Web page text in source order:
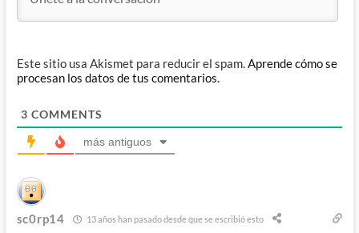
Este sitio usa Akismet para reducir el spam.Aprende cómo se
procesan los datos de tus comentarios.
3 COMMENTS
más antiguos
sc0rp14 13 años han pasado desde que se escribió esto